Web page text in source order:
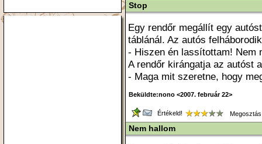
Stop
Egy rendőr megállít egy
táblánál. Az autós
- Hiszen én lassítottam! Nem
A rendőr kirángatja az autóst
- Maga mit szeretne, hogy
Beküldte:nono <2007. február 22>
Értékeld!
Nem hallom